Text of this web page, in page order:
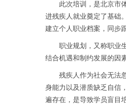
此次培训，是北京市体
进残疾人就业奠定了基础
建立个人职业档案，同步
职业规划，又称职业生
结合机遇和制约发展的因
残疾人作为社会无法忽
身能力以及潜质缺乏自信
遍存在，是导致学员盲目